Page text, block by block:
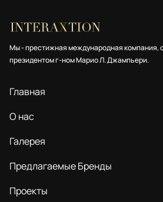
Мы - престижная международная компания,
президентом г-ном Марио Л. Джампьери.
Главная
О нас
Галерея
Предлагаемые Бренды
Проекты